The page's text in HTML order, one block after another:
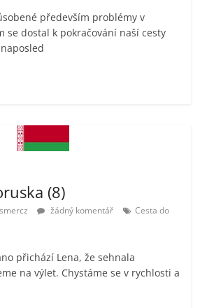
především problémy v
se dostal k pokračování naší cesty
(8)
žádný komentář
Cesta do
přichází Lena, že sehnala
na výlet. Chystáme se v rychlosti a